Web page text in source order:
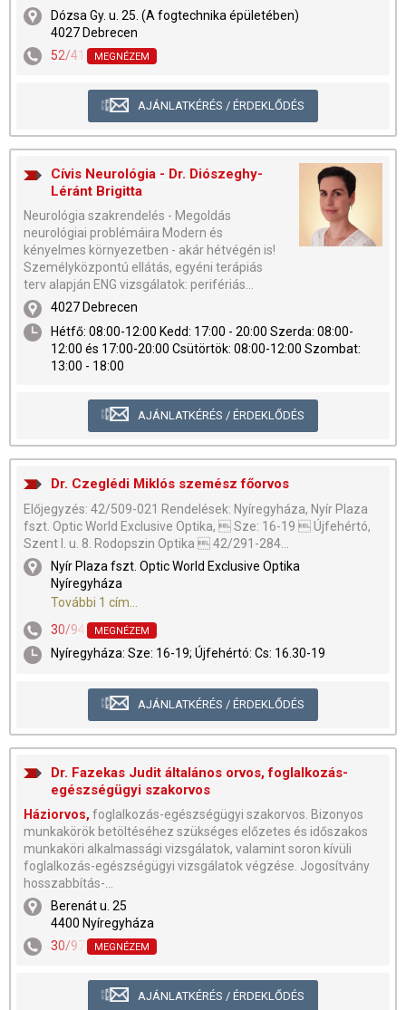
Dózsa Gy. u. 25. (A fogtechnika épületében)
4027 Debrecen
52/413-591,52/413-691
MEGNÉZEM
AJÁNLATKÉRÉS / ÉRDEKLŐDÉS
Cívis Neurológia - Dr. Diószeghy-
Léránt Brigitta
Neurológia szakrendelés - Megoldás
neurológiai problémáira Modern és
kényelmes környezetben - akár hétvégén is!
Személyközpontú ellátás, egyéni terápiás
terv alapján ENG vizsgálatok: perifériás...
4027 Debrecen
Hétfő: 08:00-12:00 Kedd: 17:00 - 20:00 Szerda: 08:00-
12:00 és 17:00-20:00 Csütörtök: 08:00-12:00 Szombat:
13:00 - 18:00
AJÁNLATKÉRÉS / ÉRDEKLŐDÉS
Dr. Czeglédi Miklós szemész főorvos
Előjegyzés: 42/509-021 Rendelések: Nyíregyháza, Nyír Plaza
fszt. Optic World Exclusive Optika,  Sze: 16-19  Újfehértó,
Szent I. u. 8. Rodopszin Optika  42/291-284...
Nyír Plaza fszt. Optic World Exclusive Optika
Nyíregyháza
További 1 cím...
30/9455-954,42/509-021
MEGNÉZEM
Nyíregyháza: Sze: 16-19; Újfehértó: Cs: 16.30-19
AJÁNLATKÉRÉS / ÉRDEKLŐDÉS
Dr. Fazekas Judit általános orvos, foglalkozás-
egészségügyi szakorvos
Háziorvos, foglalkozás-egészségügyi szakorvos. Bizonyos
munkakörök betöltéséhez szükséges előzetes és időszakos
munkaköri alkalmassági vizsgálatok, valamint soron kívüli
foglalkozás-egészségügyi vizsgálatok végzése. Jogosítvány
hosszabbítás-...
Berenát u. 25
4400 Nyíregyháza
30/9769-688,42/443-131
MEGNÉZEM
AJÁNLATKÉRÉS / ÉRDEKLŐDÉS